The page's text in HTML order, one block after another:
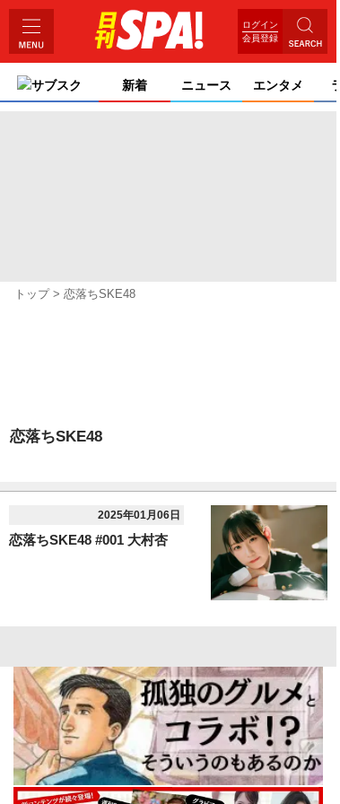
ログイン
会員登録
サブスク 新着 ニュース エンタメ
トップ 恋落ちSKE48
恋落ちSKE48
2025年01月06日
恋落ちSKE48 #001 大村杏